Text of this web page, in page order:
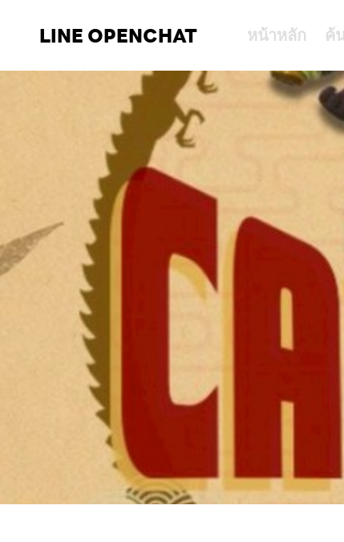
LINE OPENCHAT หน้าหลัก ค้